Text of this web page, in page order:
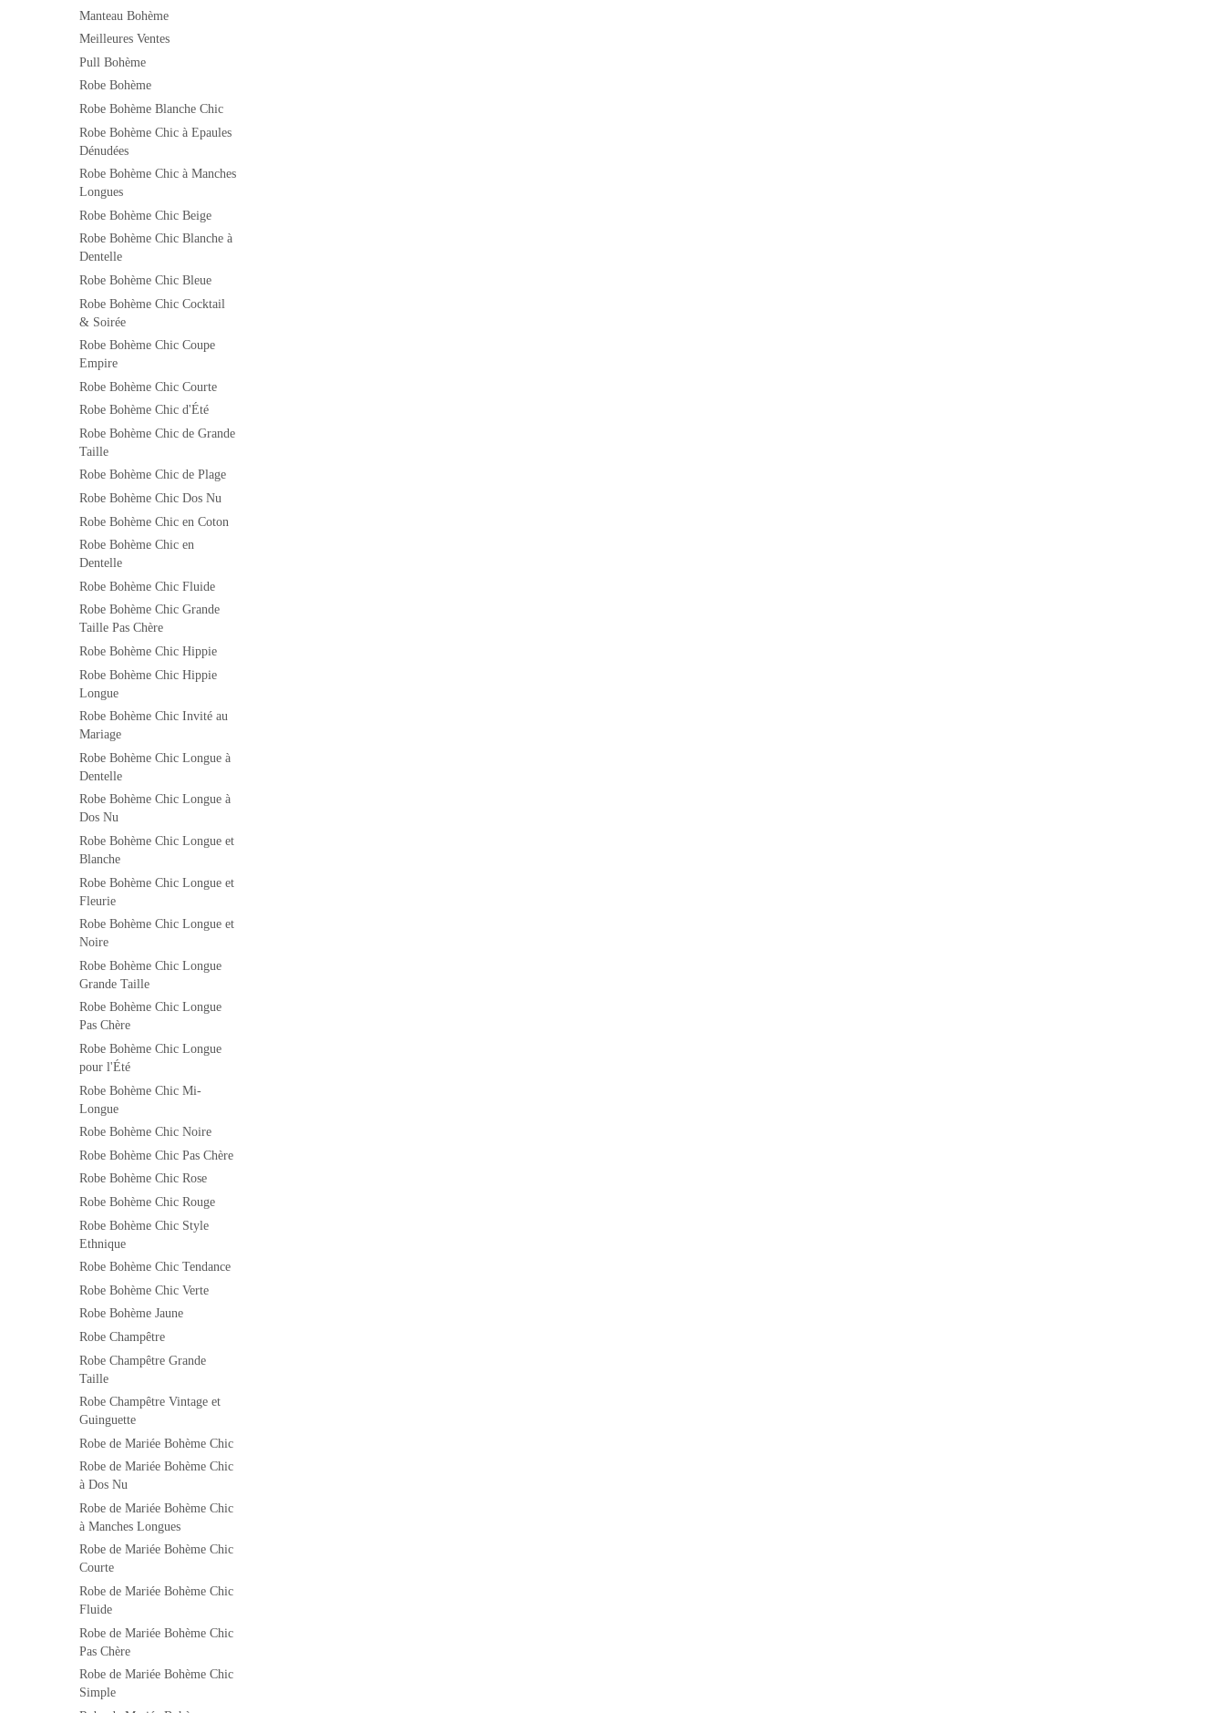
Manteau Bohème
Meilleures Ventes
Pull Bohème
Robe Bohème
Robe Bohème Blanche Chic
Robe Bohème Chic à Epaules
Dénudées
Robe Bohème Chic à Manches
Longues
Robe Bohème Chic Beige
Robe Bohème Chic Blanche à
Dentelle
Robe Bohème Chic Bleue
Robe Bohème Chic Cocktail
& Soirée
Robe Bohème Chic Coupe
Empire
Robe Bohème Chic Courte
Robe Bohème Chic d'Été
Robe Bohème Chic de Grande
Taille
Robe Bohème Chic de Plage
Robe Bohème Chic Dos Nu
Robe Bohème Chic en Coton
Robe Bohème Chic en
Dentelle
Robe Bohème Chic Fluide
Robe Bohème Chic Grande
Taille Pas Chère
Robe Bohème Chic Hippie
Robe Bohème Chic Hippie
Longue
Robe Bohème Chic Invité au
Mariage
Robe Bohème Chic Longue à
Dentelle
Robe Bohème Chic Longue à
Dos Nu
Robe Bohème Chic Longue et
Blanche
Robe Bohème Chic Longue et
Fleurie
Robe Bohème Chic Longue et
Noire
Robe Bohème Chic Longue
Grande Taille
Robe Bohème Chic Longue
Pas Chère
Robe Bohème Chic Longue
pour l'Été
Robe Bohème Chic Mi-
Longue
Robe Bohème Chic Noire
Robe Bohème Chic Pas Chère
Robe Bohème Chic Rose
Robe Bohème Chic Rouge
Robe Bohème Chic Style
Ethnique
Robe Bohème Chic Tendance
Robe Bohème Chic Verte
Robe Bohème Jaune
Robe Champêtre
Robe Champêtre Grande
Taille
Robe Champêtre Vintage et
Guinguette
Robe de Mariée Bohème Chic
Robe de Mariée Bohème Chic
à Dos Nu
Robe de Mariée Bohème Chic
à Manches Longues
Robe de Mariée Bohème Chic
Courte
Robe de Mariée Bohème Chic
Fluide
Robe de Mariée Bohème Chic
Pas Chère
Robe de Mariée Bohème Chic
Simple